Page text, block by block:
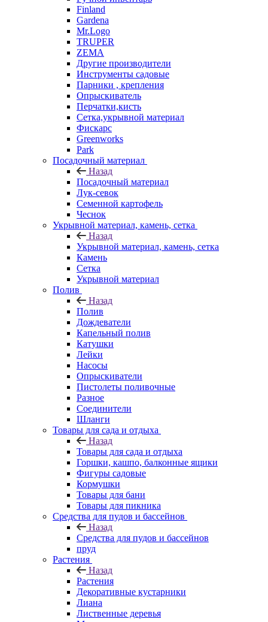
Finland
Gardena
Mr.Logo
TRUPER
ZEMA
Другие производители
Инструменты садовые
Парники , крепления
Опрыскиватель
Перчатки,кисть
Сетка,укрывной материал
Фискарс
Greenworks
Park
Посадочный материал
Назад
Посадочный материал
Лук-севок
Семенной картофель
Чеснок
Укрывной материал, камень, сетка
Назад
Укрывной материал, камень, сетка
Камень
Сетка
Укрывной материал
Полив
Назад
Полив
Дождеватели
Капельный полив
Катушки
Лейки
Насосы
Опрыскиватели
Пистолеты поливочные
Разное
Соединители
Шланги
Товары для сада и отдыха
Назад
Товары для сада и отдыха
Горшки, кашпо, балконные ящики
Фигуры садовые
Кормушки
Товары для бани
Товары для пикника
Средства для пудов и бассейнов
Назад
Средства для пудов и бассейнов
пруд
Растения
Назад
Растения
Декоративные кустарники
Лиана
Лиственные деревья